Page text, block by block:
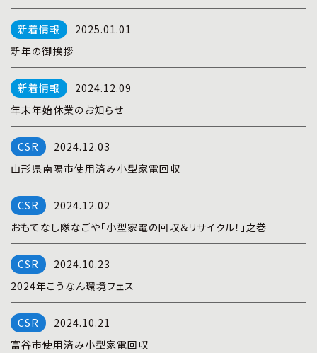
2025.01.01
新年の御挨拶
2024.12.09
年末年始休業のお知らせ
2024.12.03
山形県南陽市使用済み小型家電回収
2024.12.02
おもてなし隊なごや「小型家電の回収＆リサイクル！」之巻
2024.10.23
2024年こうなん環境フェス
2024.10.21
富谷市使用済み小型家電回収